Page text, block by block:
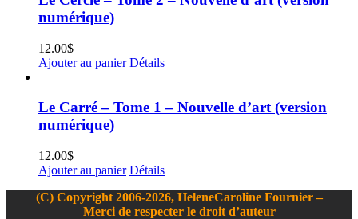
numérique)
12.00$
Ajouter au panier Détails
Le Carré – Tome 1 – Nouvelle d’art (version
numérique)
12.00$
Ajouter au panier Détails
(C) Copyright 2006-2026, HeleneCaroline Fournier –
Merci de respecter le droit d’auteur